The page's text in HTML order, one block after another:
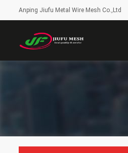
Anping Jiufu Metal Wire Mesh Co.,Ltd